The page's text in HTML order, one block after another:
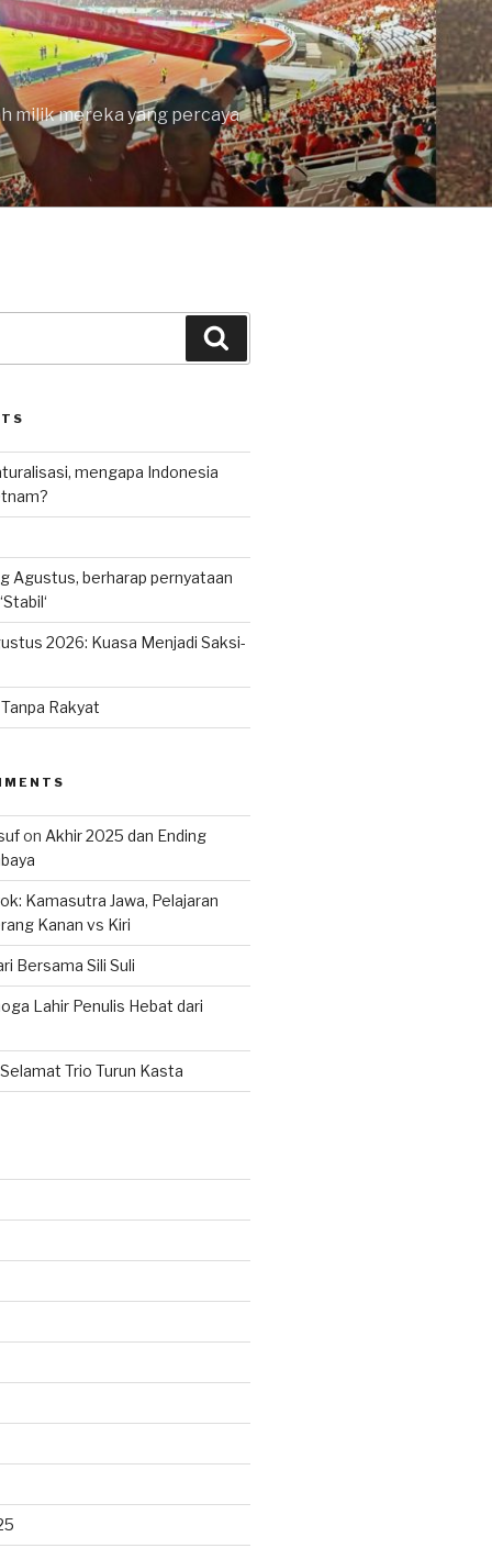
milik mereka yang percaya
mengapa Indonesia
Agustus, berharap pernyataan
2026: Kuasa Menjadi Saksi-
Rakyat
on Akhir 2025 dan Ending
Kamasutra Jawa, Pelajaran
Kanan vs Kiri
Bersama Sili Suli
Lahir Penulis Hebat dari
Selamat Trio Turun Kasta